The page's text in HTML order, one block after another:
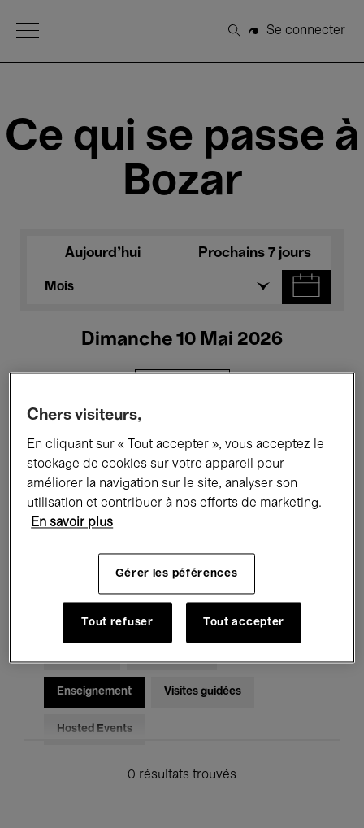
Open Menu
Rechercher
Se connecter
Ce qui se passe à
Bozar
Aujourd'hui Prochains 7 jours
Mois
Dimanche 10 Mai 2026
Tous les événements Concerts
Expositions Performances
Rencontres & Débats
Musique classique Global Music
Enseignement Visites guidées
Hosted Events
0 résultats trouvés
Chers visiteurs,
En cliquant sur « Tout accepter », vous acceptez le
stockage de cookies sur votre appareil pour
améliorer la navigation sur le site, analyser son
utilisation et contribuer à nos efforts de marketing.
En savoir plus
Gérer les péférences
Tout refuser Tout accepter